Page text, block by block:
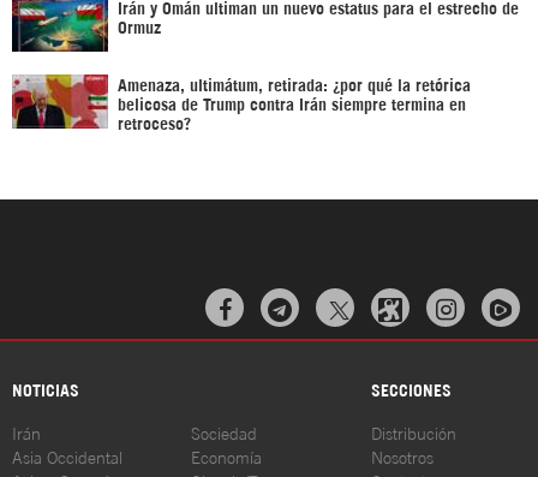
Irán y Omán ultiman un nuevo estatus para el estrecho de
Ormuz
Amenaza, ultimátum, retirada: ¿por qué la retórica
belicosa de Trump contra Irán siempre termina en
retroceso?
  
NOTICIAS SECCIONES
Irán
Asia Occidental
Sociedad
Economía
Distribución
Nosotros